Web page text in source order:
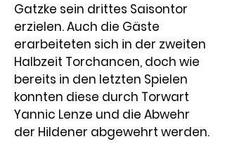
Gatzke sein drittes Saisontor
erzielen. Auch die Gäste
erarbeiteten sich in der zweiten
Halbzeit Torchancen, doch wie
bereits in den letzten Spielen
konnten diese durch Torwart
Yannic Lenze und die Abwehr
der Hildener abgewehrt werden.